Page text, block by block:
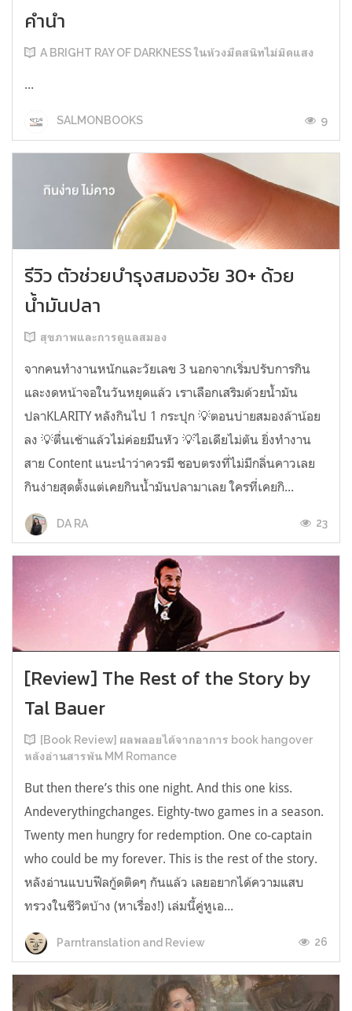
คำนำ
A BRIGHT RAY OF DARKNESS ในห้วงมืดสนิทไม่มิดแสง
...
SALMONBOOKS 9
รีวิว ตัวช่วยบำรุงสมองวัย 30+ ด้วย
น้ำมันปลา
สุขภาพและการดูแลสมอง
จากคนทำงานหนักและวัยเลข 3 นอกจากเริ่มปรับการกิน
และงดหน้าจอในวันหยุดแล้ว เราเลือกเสริมด้วยน้ำมัน
ปลาKLARITY หลังกินไป 1 กระปุก 💡ตอนบ่ายสมองล้าน้อย
ลง 💡ตื่นเช้าแล้วไม่ค่อยมึนหัว 💡ไอเดียไม่ตัน ยิ่งทำงาน
สาย Content แนะนำว่าควรมี ชอบตรงที่ไม่มีกลิ่นคาวเลย
กินง่ายสุดตั้งแต่เคยกินน้ำมันปลามาเลย ใครที่เคยกิ...
DA RA 23
[Review] The Rest of the Story by
Tal Bauer
[Book Review] ผลพลอยได้จากอาการ book hangover
หลังอ่านสารพัน MM Romance
But then there’s this one night. And this one kiss.
Andeverythingchanges. Eighty-two games in a season.
Twenty men hungry for redemption. One co-captain
who could be my forever. This is the rest of the story.
หลังอ่านแบบฟีลกู้ดติดๆ กันแล้ว เลยอยากได้ความแสบ
ทรวงในชีวิตบ้าง (หาเรื่อง!) เล่มนี้คู่หูเอ...
Parntranslation and Review 26